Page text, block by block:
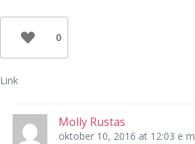
0
Link
Molly Rustas
oktober 10, 2016 at 12:03 e m